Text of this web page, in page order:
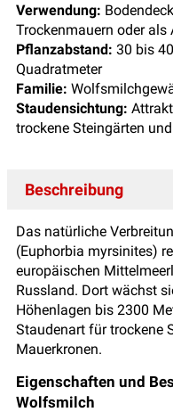
Verwendung:
Trockenmauern oder als
Pflanzabstand: 30 bis
Quadratmeter
Familie:
Staudensichtung:
trockene Steingärten
Beschreibung
Das natürliche
(Euphorbia myrsinites)
europäischen
Russland. Dort wächst
Höhenlagen bis 2300
Staudenart für trockene
Mauerkronen.
Eigenschaften und
Wolfsmilch